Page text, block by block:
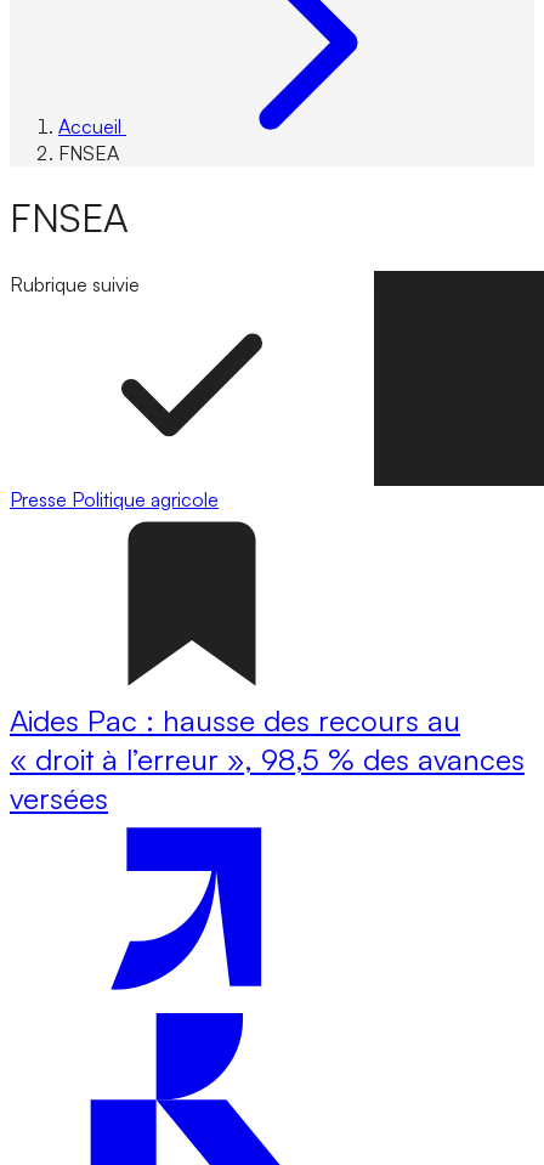
Accueil
FNSEA
FNSEA
Rubrique suivie
Presse Politique agricole
Aides Pac : hausse des recours au
« droit à l’erreur », 98,5 % des avances
versées